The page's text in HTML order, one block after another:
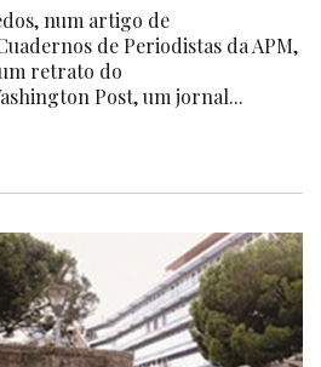
num artigo de
de Periodistas da APM,
retrato do
Post, um jornal...